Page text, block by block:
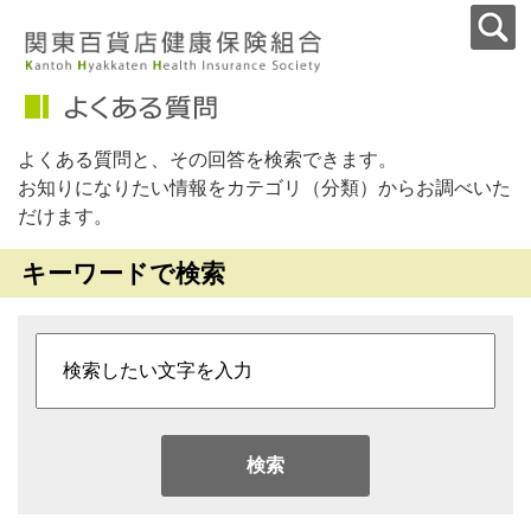
よくある質問と、その回答を検索できます。
お知りになりたい情報をカテゴリ（分類）からお調べいた
だけます。
キーワードで検索
検索